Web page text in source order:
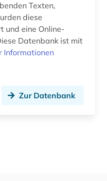
Texten,
diese
und eine Online-
Datenbank ist mit
Informationen
Zur Datenbank